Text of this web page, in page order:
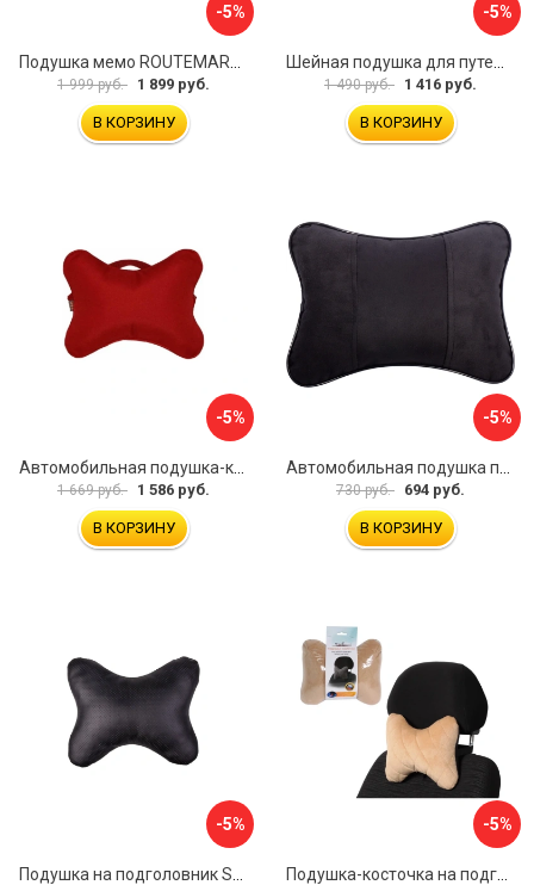
-5%
1 999 руб. 1 899 руб.
В КОРЗИНУ
-5%
1 490 руб. 1 416 руб.
В КОРЗИНУ
-5%
Автомобильная подушка-косточка под шею A&P PKRM163
1 669 руб. 1 586 руб.
В КОРЗИНУ
-5%
Автомобильная подушка под шею Dollex PBA-1320
730 руб. 694 руб.
В КОРЗИНУ
-5% -5%